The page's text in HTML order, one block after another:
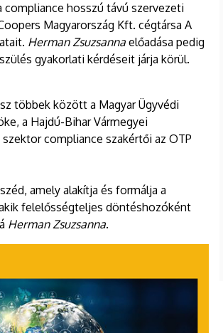
hosszú távú szervezeti
Magyarország Kft. cégtársa A
Herman Zsuzsanna előadása pedig
gyakorlati kérdéseit járja körül.
többek között a Magyar Ügyvédi
a Hajdú-Bihar Vármegyei
compliance szakértői az OTP
amely alakítja és formálja a
felelősségteljes döntéshozóként
Herman Zsuzsanna.